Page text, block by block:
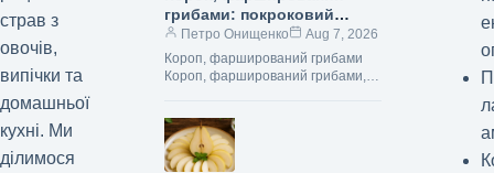
страв з
овочів,
випічки та
домашньої
кухні. Ми
ділимося
грибами: покроковий
рецепт з фото
Петро Онищенко
Aug 7, 2026
Короп, фарширований грибами
Короп, фарширований грибами,
М’ясо цієї риби щільне, але…